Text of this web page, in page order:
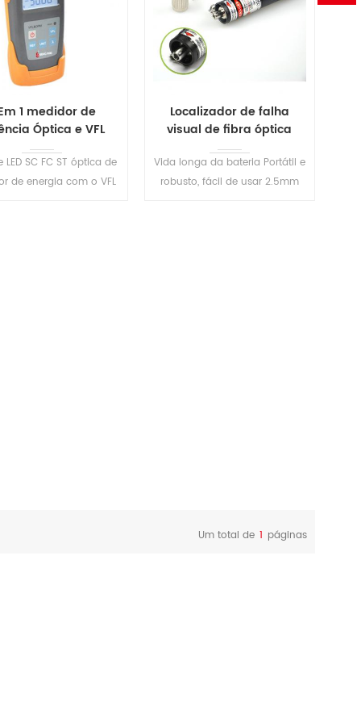
1 medidor de
Óptica e VFL
S405
LED SC FC ST óptica de
de energia com o VFL
Localizador de falha
visual de fibra óptica
portátil S209
Vida longa da bateria Portátil e
robusto, fácil de usar 2.5mm
Um total de 1 páginas